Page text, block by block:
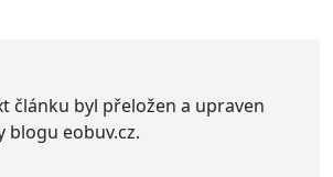
článku byl přeložen a upraven
blogu eobuv.cz.